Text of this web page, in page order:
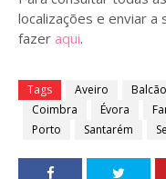
localizações e enviar a
fazer aqui.
Tags Aveiro
Coimbra
Évora
Porto
Santarém